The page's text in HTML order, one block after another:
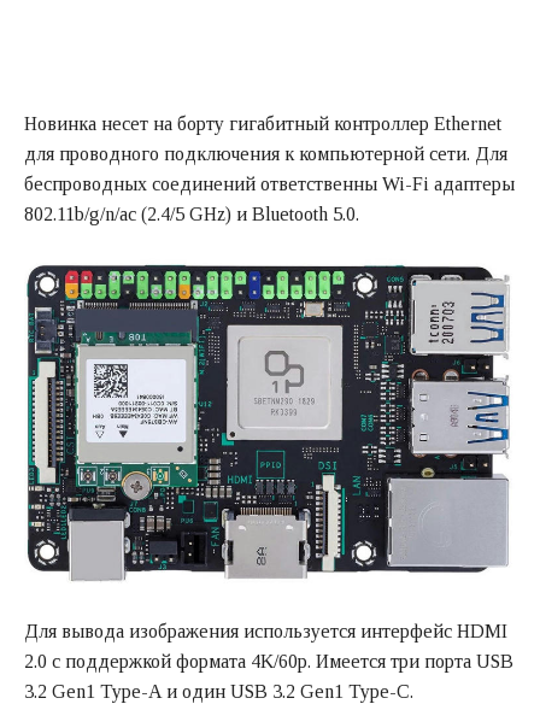
Новинка несет на борту гигабитный контроллер Ethernet
для проводного подключения к компьютерной сети. Для
беспроводных соединений ответственны Wi-Fi адаптеры
802.11b/g/n/ac (2.4/5 GHz) и Bluetooth 5.0.
Для вывода изображения используется интерфейс HDMI
2.0 с поддержкой формата 4K/60p. Имеется три порта USB
3.2 Gen1 Type-A и один USB 3.2 Gen1 Type-C.